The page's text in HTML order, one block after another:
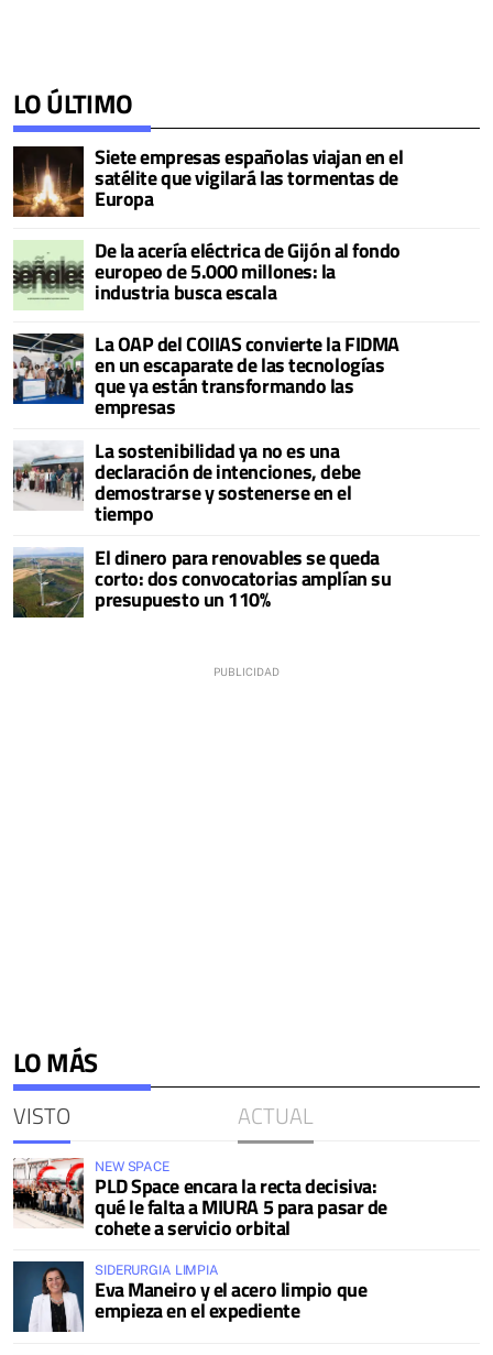
LO ÚLTIMO
Siete empresas españolas viajan en el
satélite que vigilará las tormentas de
Europa
De la acería eléctrica de Gijón al fondo
europeo de 5.000 millones: la
industria busca escala
La OAP del COIIAS convierte la FIDMA
en un escaparate de las tecnologías
que ya están transformando las
empresas
La sostenibilidad ya no es una
declaración de intenciones, debe
demostrarse y sostenerse en el
tiempo
El dinero para renovables se queda
corto: dos convocatorias amplían su
presupuesto un 110%
LO MÁS
VISTO ACTUAL
NEW SPACE
PLD Space encara la recta decisiva:
qué le falta a MIURA 5 para pasar de
cohete a servicio orbital
SIDERURGIA LIMPIA
Eva Maneiro y el acero limpio que
empieza en el expediente